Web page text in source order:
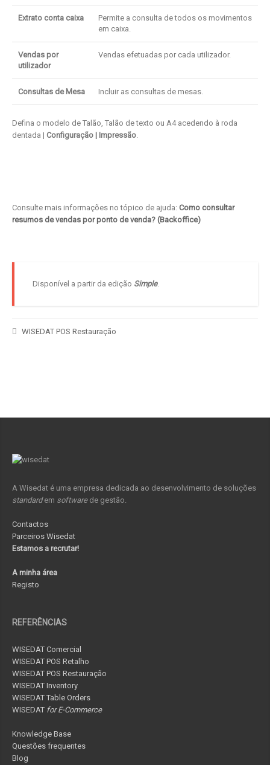
Extrato conta caixa
Permite a consulta de todos os movimentos
em caixa.
Vendas por
utilizador
Vendas efetuadas por cada utilizador.
Consultas de Mesa Incluir as consultas de mesas.
Defina o modelo de Talão, Talão de texto ou A4 acedendo à roda
dentada | Configuração | Impressão.
Consulte mais informações no tópico de ajuda: Como consultar
resumos de vendas por ponto de venda? (Backoffice)
Disponível a partir da edição Simple.
WISEDAT POS Restauração
A Wisedat é uma empresa dedicada ao desenvolvimento de soluções
standardem softwarede gestão.
Contactos
Parceiros Wisedat
Estamos a recrutar!
A minha área
Registo
REFERÊNCIAS
WISEDAT Comercial
WISEDAT POS Retalho
WISEDAT POS Restauração
WISEDAT Inventory
WISEDAT Table Orders
WISEDAT for E-Commerce
Knowledge Base
Questões frequentes
Blog